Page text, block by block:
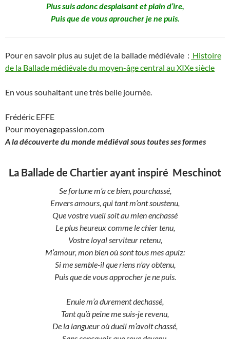
Plus suis adonc desplaisant et plain d’ire,
Puis que de vous aproucher je ne puis.
Pour en savoir plus au sujet de la ballade médiévale : Histoire
de la Ballade médiévale du moyen-âge central au XIXe siècle
En vous souhaitant une très belle journée.
Frédéric EFFE
Pour moyenagepassion.com
A la découverte du monde médiéval sous toutes ses formes
La Ballade de Chartier ayant inspiré Meschinot
Se fortune m’a ce bien, pourchassé,
Envers amours, qui tant m’ont soustenu,
Que vostre vueil soit au mien enchassé
Le plus heureux comme le chier tenu,
Vostre loyal serviteur retenu,
M’amour, mon bien où sont tous mes apuiz:
Si me semble-il que riens n’ay obtenu,
Puis que de vous approcher je ne puis.
Enuie m’a durement dechassé,
Tant qu’à peine me suis-je revenu,
De la langueur où dueil m’avoit chassé,